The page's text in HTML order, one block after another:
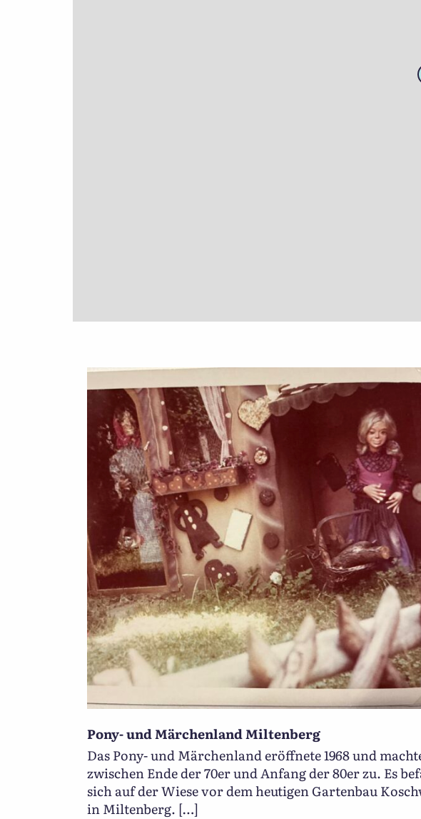
Pony- und Märchenland Miltenberg
Das Pony- und Märchenland eröffnete 1968 und
zwischen Ende der 70er und Anfang der 80er zu. Es
sich auf der Wiese vor dem heutigen Gartenbau
in Miltenberg. […]